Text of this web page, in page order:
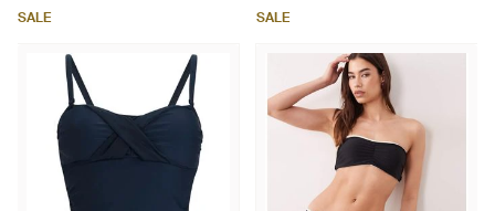
SALE SALE